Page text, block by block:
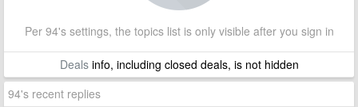
Per 94's settings, the topics list is only visible after you sign in
Dealsinfo, including closed deals, is not hidden
94's recent replies